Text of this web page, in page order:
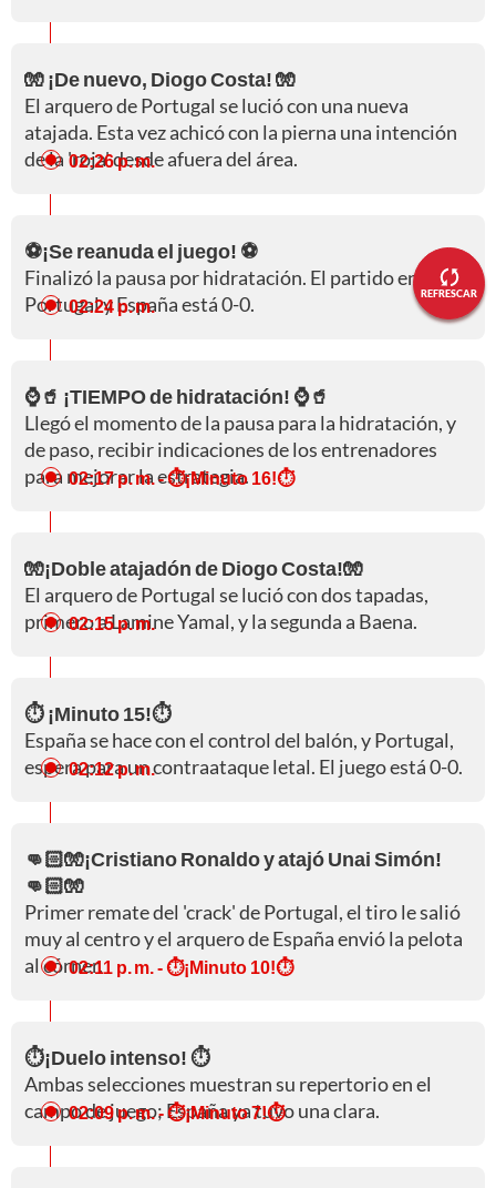
REFRESCAR
🧤 ¡De nuevo, Diogo Costa! 🧤
El arquero de Portugal se lució con una nueva
atajada. Esta vez achicó con la pierna una intención
de la 'roja' desde afuera del área.
02:26 p. m.
⚽¡Se reanuda el juego! ⚽
Finalizó la pausa por hidratación. El partido entre
Portugal y España está 0-0.
02:24 p. m.
⌚🥤 ¡TIEMPO de hidratación! ⌚🥤
Llegó el momento de la pausa para la hidratación, y
de paso, recibir indicaciones de los entrenadores
para mejorar la estrategia.
02:17 p. m. - ⏱️¡Minuto 16!⏱️
🧤¡Doble atajadón de Diogo Costa!🧤
El arquero de Portugal se lució con dos tapadas,
primero a Lamine Yamal, y la segunda a Baena.
02:15 p. m.
⏱️ ¡Minuto 15!⏱️
España se hace con el control del balón, y Portugal,
espera para un contraataque letal. El juego está 0-0.
02:12 p. m.
👊🏻🧤¡Cristiano Ronaldo y atajó Unai Simón!
👊🏻🧤
Primer remate del 'crack' de Portugal, el tiro le salió
muy al centro y el arquero de España envió la pelota
al córner.02:11 p. m. - ⏱️¡Minuto 10!⏱️
⏱️¡Duelo intenso! ⏱️
Ambas selecciones muestran su repertorio en el
campo de juego; España ya tuvo una clara.
02:09 p. m.- ⏱️¡Minuto 7!⏱️